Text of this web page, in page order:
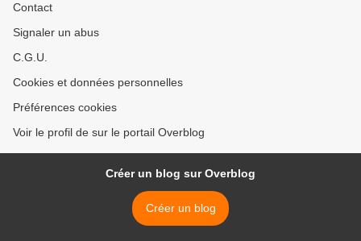
Contact
Signaler un abus
C.G.U.
Cookies et données personnelles
Préférences cookies
Voir le profil de sur le portail Overblog
Créer un blog sur Overblog
Créer un blog